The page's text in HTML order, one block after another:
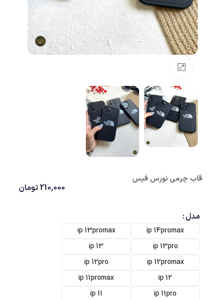
قاب چرمی نورس فیس
210,000تومان
مدل
ip 14promax
ip 13promax
ip 13pro
ip 13
ip 12promax
ip 12pro
ip 12
ip 11promax
ip 11pro
ip 11